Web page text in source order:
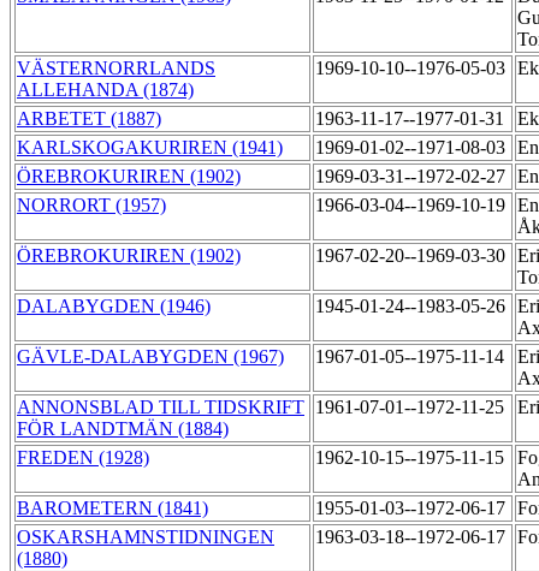
VÄSTERNORRLANDS
ALLEHANDA (1874)
1969-10-10--1976-05-03
ARBETET (1887) 1963-11-17--1977-01-31
KARLSKOGAKURIREN (1941)
1969-01-02--1971-08-03
ÖREBROKURIREN (1902)
1969-03-31--1972-02-27
NORRORT (1957)
1966-03-04--1969-10-19
ÖREBROKURIREN (1902)
1967-02-20--1969-03-30
DALABYGDEN (1946)
1945-01-24--1983-05-26
GÄVLE-DALABYGDEN (1967)
1967-01-05--1975-11-14
ANNONSBLAD TILL TIDSKRIFT
FÖR LANDTMÄN (1884)
1961-07-01--1972-11-25
FREDEN (1928) 1962-10-15--1975-11-15
BAROMETERN (1841)
1955-01-03--1972-06-17
OSKARSHAMNSTIDNINGEN
(1880)
1963-03-18--1972-06-17